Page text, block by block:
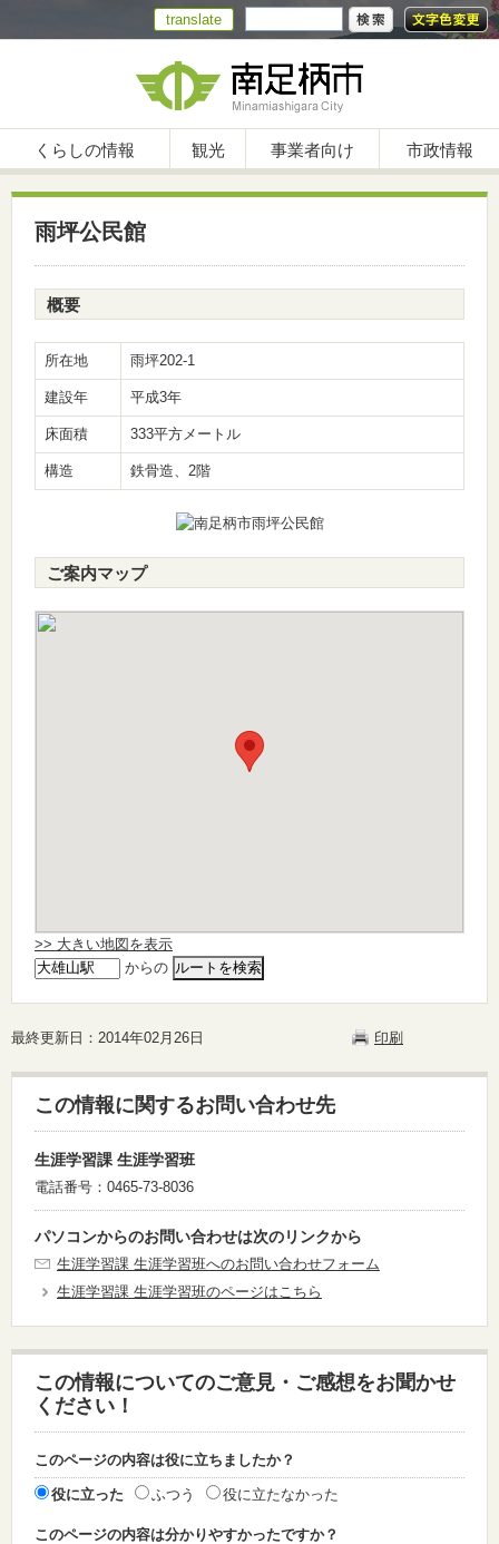
translate
くらしの情報 観光 事業者向け 市政情報
雨坪公民館
概要
所在地 雨坪202-1
建設年 平成3年
床面積 333平方メートル
構造 鉄骨造、2階
ご案内マップ
>> 大きい地図を表示
からの
最終更新日：2014年02月26日 印刷
この情報に関するお問い合わせ先
生涯学習課 生涯学習班
電話番号：0465-73-8036
パソコンからのお問い合わせは次のリンクから
生涯学習課 生涯学習班へのお問い合わせフォーム
生涯学習課 生涯学習班のページはこちら
この情報についてのご意見・ご感想をお聞かせ
ください！
このページの内容は役に立ちましたか？
役に立った ふつう 役に立たなかった
このページの内容は分かりやすかったですか？